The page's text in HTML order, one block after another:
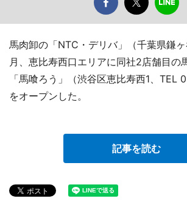
馬肉卸の「NTC・デリバ」（千葉県鎌
月、恵比寿西口エリアに同社2店舗目の
「馬喰ろう」（渋谷区恵比寿西1、TEL
をオープンした。
記事を読む